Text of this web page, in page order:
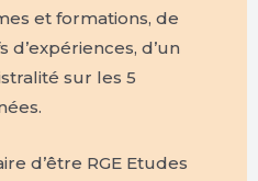
et formations, de
d’expériences, d’un
sur les 5
d’être RGE Etudes